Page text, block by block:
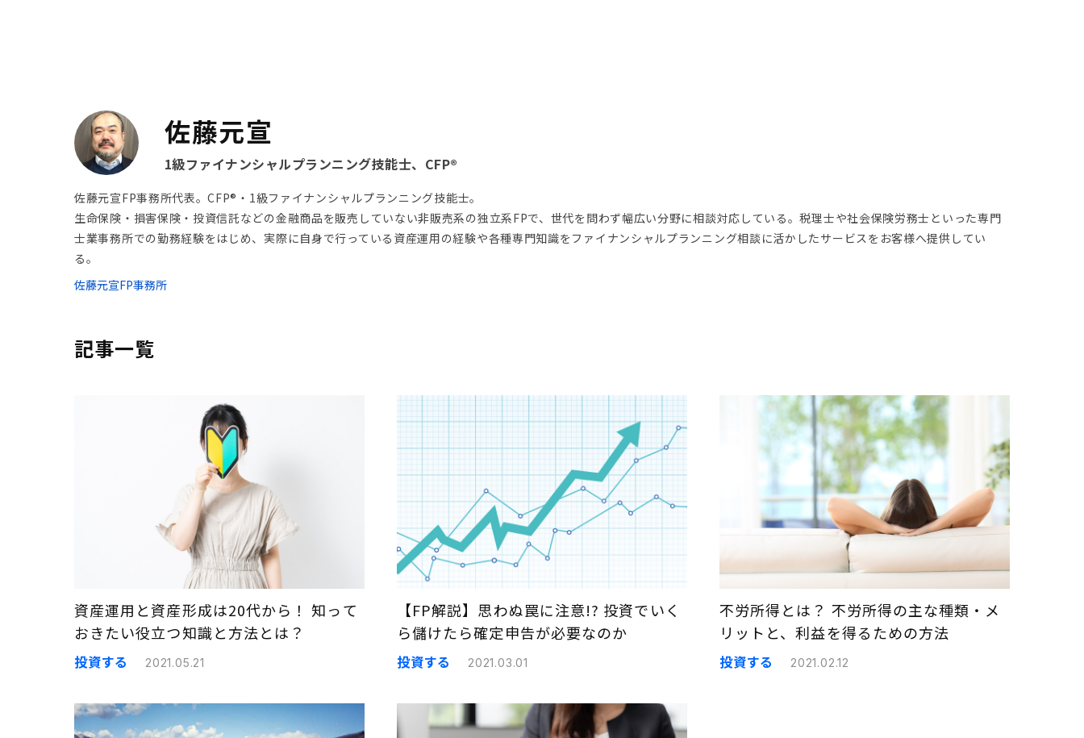
佐藤元宣
1級ファイナンシャルプランニング技能士、CFP®︎
佐藤元宣FP事務所代表。CFP®・1級ファイナンシャルプランニング技能士。
生命保険・損害保険・投資信託などの金融商品を販売していない非販売系の独立系FPで、世代を問わず幅広い分野に相談対応している。税理士や社会保険労務士といった専門
士業事務所での勤務経験をはじめ、実際に自身で行っている資産運用の経験や各種専門知識をファイナンシャルプランニング相談に活かしたサービスをお客様へ提供してい
る。
佐藤元宣FP事務所
記事一覧
資産運用と資産形成は20代から！ 知って
おきたい役立つ知識と方法とは？
投資する 2021.05.21
【FP解説】思わぬ罠に注意!? 投資でいく
ら儲けたら確定申告が必要なのか
投資する 2021.03.01
不労所得とは？ 不労所得の主な種類・メ
リットと、利益を得るための方法
投資する 2021.02.12